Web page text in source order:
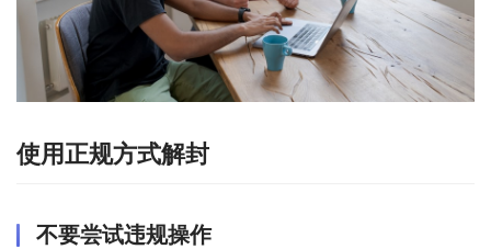
使用正规方式解封
不要尝试违规操作